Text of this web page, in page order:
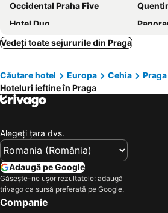
Occidental Praha Five
Hotel Duo
Grand Hotel Prague Towers
Hotel Bologna
ibis
Pension Prague City
Hotel
Holiday Inn Prague Airport by IHG
The Cloud One Prague
Stages Hotel Prague, A Tribute Portfolio Hotel
Occidental Praha
MeetMe23
Grand Hotel International
Vedeți toate sejururile din Praga
Căutare hotel Europa Cehia Praga
Hoteluri ieftine în Praga
Alegeţi ţara dvs.
Adaugă pe Google
Găsește-ne ușor rezultatele: adaugă
trivago ca sursă preferată pe Google.
Companie